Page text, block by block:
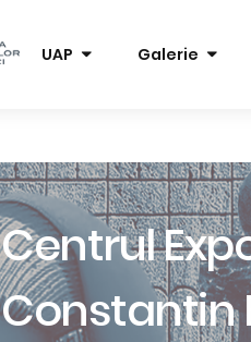
UAP Galerie
Centrul
Constantin